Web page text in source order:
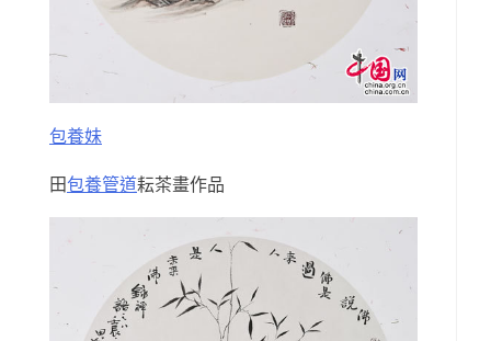
包養妹
田包養管道耘茶畫作品